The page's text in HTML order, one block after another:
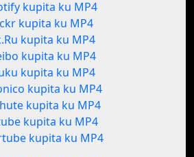
kupita ku MP4
kupita ku MP4
kupita ku MP4
kupita ku MP4
kupita ku MP4
kupita ku MP4
kupita ku MP4
kupita ku MP4
kupita ku MP4